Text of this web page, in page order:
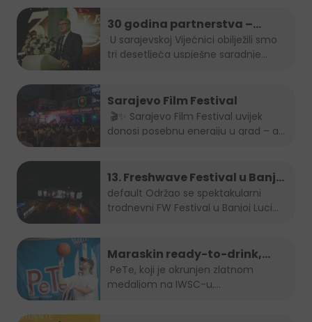
30 godina partnerstva –
Stanić Grupa & HEINEKEN u BiH
tri desetljeća uspješne saradnje...
Sarajevo Film Festival
donosi posebnu energiju u grad – a
13. Freshwave Festival u Banjoj
Luci
default
trodnevni FW Festival u Banjoj Luci
Maraskin ready-to-drink,
dobro prepoznatljivi PeTe je
na Sarajevo Street Food
medaljom na IWSC-u,